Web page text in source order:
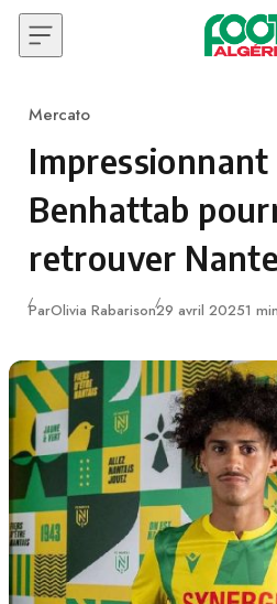
Skip to content
Category
Mercato
Impressionnant
Benhattab
retrouver
ParOlivia RabarisonPublié
29 avril 20251